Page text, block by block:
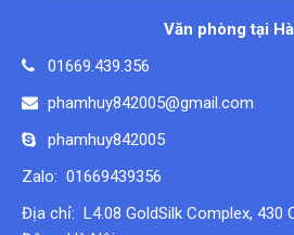
Văn phòng tại
01669.439.356
phamhuy842005@gmail.com
phamhuy842005
Zalo: 01669439356
Địa chỉ: L4.08 GoldSilk Complex, 430